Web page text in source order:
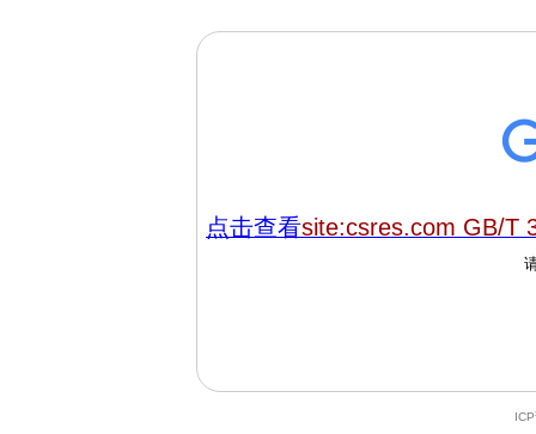
点击查看site:csres.com GB/T